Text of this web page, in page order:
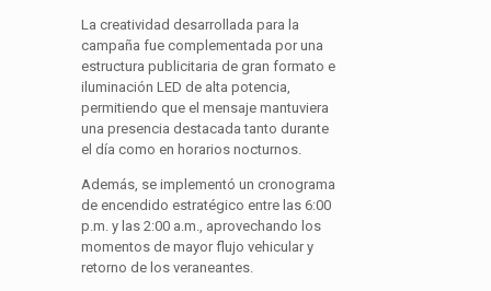
La creatividad desarrollada para la
campaña fue complementada por una
estructura publicitaria de gran formato e
iluminación LED de alta potencia,
permitiendo que el mensaje mantuviera
una presencia destacada tanto durante
el día como en horarios nocturnos.
Además, se implementó un cronograma
de encendido estratégico entre las 6:00
p.m. y las 2:00 a.m., aprovechando los
momentos de mayor flujo vehicular y
retorno de los veraneantes.